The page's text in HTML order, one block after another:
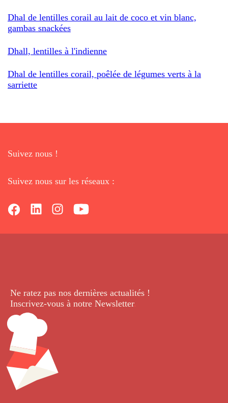
Dhal de lentilles corail au lait de coco et vin blanc,
gambas snackées
Dhall, lentilles à l'indienne
Dhal de lentilles corail, poêlée de légumes verts à la
sarriette
Suivez nous !
Suivez nous sur les réseaux :
Ne ratez pas nos dernières actualités !
Inscrivez-vous à notre Newsletter.